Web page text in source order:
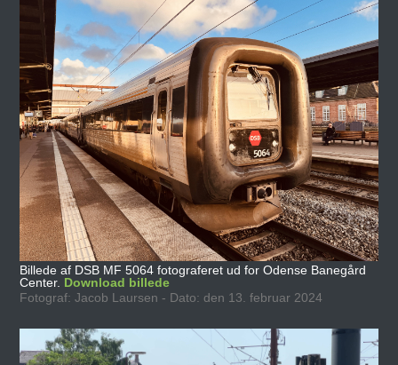
Billede af DSB MF 5064 fotograferet ud for Odense Banegård
Center. Download billede
Fotograf: Jacob Laursen - Dato: den 13. februar 2024